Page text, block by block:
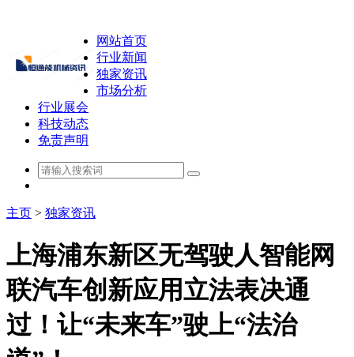
网站首页
行业新闻
独家资讯
市场分析
行业展会
科技动态
免责声明
主页 > 独家资讯
上海浦东新区无驾驶人智能网
联汽车创新应用立法表决通
过！让“未来车”驶上“法治